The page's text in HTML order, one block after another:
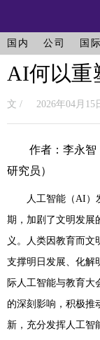
国内 公司 国际
AI何以重
文 / 2026年04月15
作者：李永智（
研究员）
人工智能（AI）发
期，加剧了文明发展
义。人类因教育而
支撑明日发展、化解
际人工智能与教育大
的深刻影响，积极推
新，充分发挥人工智